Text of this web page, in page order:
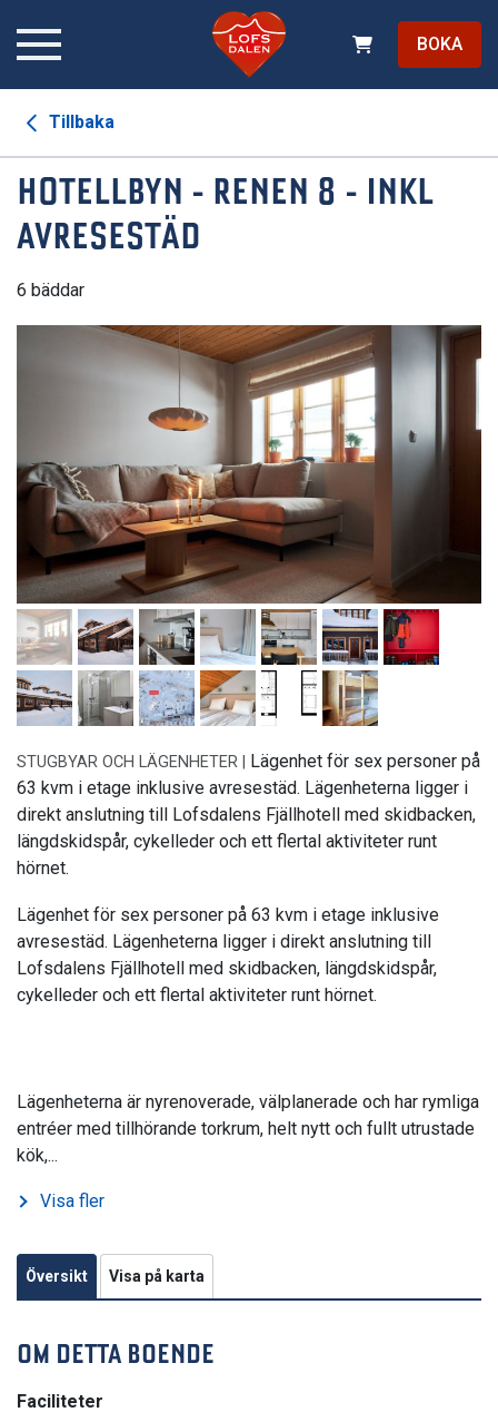
BOKA
Tillbaka
HOTELLBYN - RENEN 8 - INKL
AVRESESTÄD
6 bäddar
STUGBYAR OCH LÄGENHETER |
Lägenhet för sex personer på
63 kvm i etage inklusive avresestäd. Lägenheterna ligger i
direkt anslutning till Lofsdalens Fjällhotell med skidbacken,
längdskidspår, cykelleder och ett flertal aktiviteter runt
hörnet.
Lägenhet för sex personer på 63 kvm i etage inklusive
avresestäd. Lägenheterna ligger i direkt anslutning till
Lofsdalens Fjällhotell med skidbacken, längdskidspår,
cykelleder och ett flertal aktiviteter runt hörnet.
Lägenheterna är nyrenoverade, välplanerade och har rymliga
entréer med tillhörande torkrum, helt nytt och fullt utrustade
kök,...
Visa fler
Översikt Visa på karta
OM DETTA BOENDE
Faciliteter